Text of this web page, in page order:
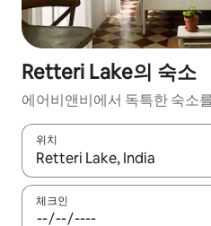
Retteri Lake의 숙소
에어비앤비에서 독특한 숙소
위치
결과가 나오면 위·아래 화살표
체크인